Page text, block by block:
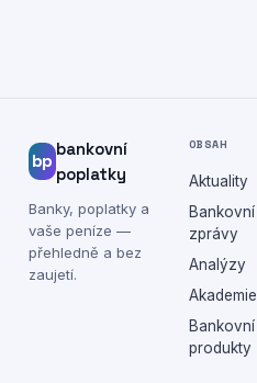
bp
bankovní
poplatky
Banky, poplatky a
vaše peníze —
přehledně a bez
zaujetí.
OBSAH
Aktuality
Bankovní
zprávy
Analýzy
Akademie
Bankovní
produkty